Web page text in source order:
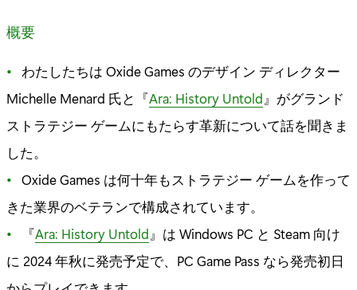
概要
わたしたちは Oxide Games のデザイン ディレクター
Michelle Menard 氏と『Ara: History Untold 』がグランド
ストラテジー ゲームにもたらす革新について話を聞きま
した。
Oxide Games は何十年もストラテジー ゲームを作って
きた業界のベテランで構成されています。
『Ara: History Untold 』は Windows PC と Steam 向け
に 2024 年秋に発売予定で、PC Game Pass なら発売初日